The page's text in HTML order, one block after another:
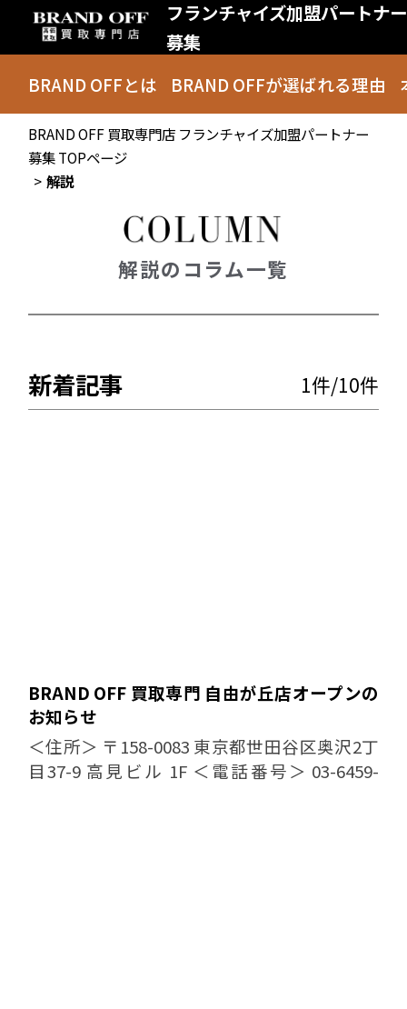
フランチャイズ加盟パートナー
募集
BRAND OFFとは BRAND OFFが選ばれる理由
BRAND OFF 買取専門店 フランチャイズ加盟パートナー
募集 TOPページ
解説
解説のコラム一覧
新着記事 1件/10件
BRAND OFF 買取専門 自由が丘店オープンの
お知らせ
＜住所＞ 〒158-0083 東京都世田谷区奥沢2丁
目37-9 高見ビル 1F ＜電話番号＞ 03-6459-